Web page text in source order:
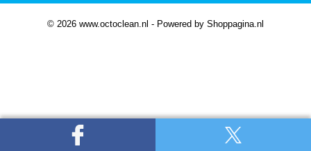
© 2026 www.octoclean.nl - Powered by Shoppagina.nl